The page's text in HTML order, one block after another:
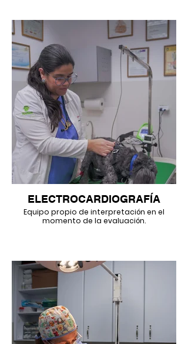
ELECTROCARDIOGRAFÍA
Equipo propio de interpretación en el
momento de la evaluación.